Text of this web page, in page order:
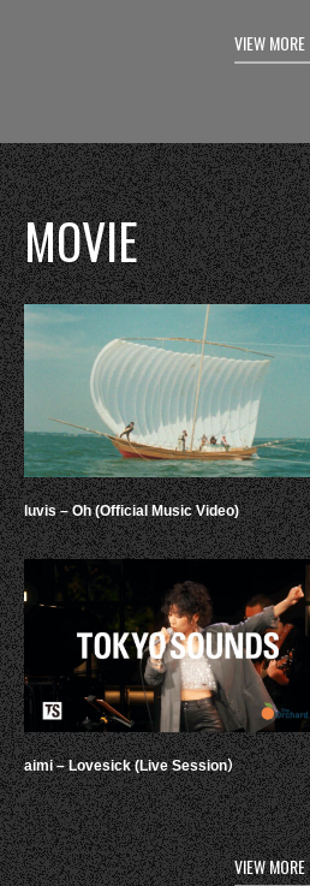
VIEW MORE
MOVIE
luvis – Oh (Official Music Video)
aimi – Lovesick (Live Session）
VIEW MORE